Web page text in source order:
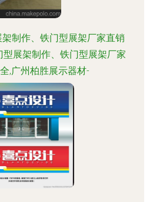
制作、铁门型展架厂家直销
型展架制作、铁门型展架厂家
,广州柏胜展示器材-